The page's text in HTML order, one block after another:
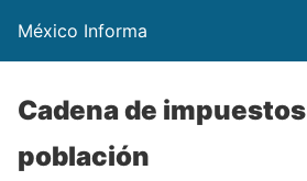
México Informa
Cadena de
población